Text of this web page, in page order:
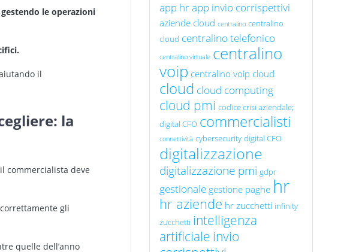
le operazioni
il
la
commercialista deve
gli
quelle dell’anno
app hrapp invio corrispettivi
aziende cloud centralino centralino
cloud centralino telefonico
centralino virtuale centralino
voip centralino voip cloud
cloud cloud computing
cloud pmi codice crisi aziendale;
digital CFO commercialisti
connettività cybersecurity digital CFO
digitalizzazione
digitalizzazione pmi gdpr
gestionale gestione paghe hr
hr aziende hr zucchetti infinity
zucchetti intelligenza
artificiale invio